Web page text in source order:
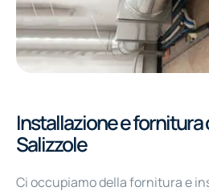
Pulizia e sostituzione filtri
Pulizia e sanificazione
Fornitura e manutenzione
Installazione e fornitura
Salizzole
Ci occupiamo della fornitura e